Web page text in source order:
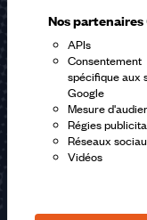
Nos partenaires
APIs
Consentement
spécifique aux
Google
Mesure
Régies
Réseaux
Vidéos
En m'inscrivant à la
la